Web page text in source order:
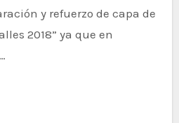
y refuerzo de capa de
2018” ya que en